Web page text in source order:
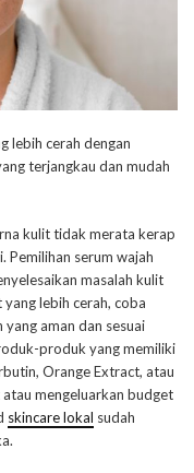
lebih cerah dengan
terjangkau dan mudah
kulit tidak merata kerap
Pemilihan serum wajah
masalah kulit
lebih cerah, coba
yang aman dan sesuai
produk yang memiliki
Orange Extract, atau
mengeluarkan budget
skincare lokal sudah